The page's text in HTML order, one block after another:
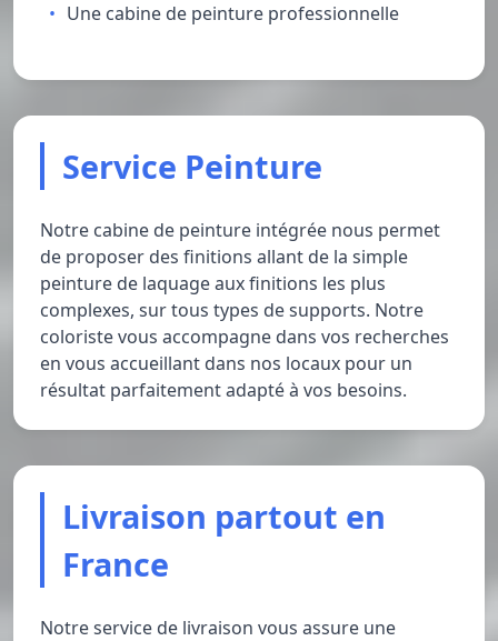
Une cabine de peinture professionnelle
Service Peinture
Notre cabine de peinture intégrée nous permet
de proposer des finitions allant de la simple
peinture de laquage aux finitions les plus
complexes, sur tous types de supports. Notre
coloriste vous accompagne dans vos recherches
en vous accueillant dans nos locaux pour un
résultat parfaitement adapté à vos besoins.
Livraison partout en
France
Notre service de livraison vous assure une